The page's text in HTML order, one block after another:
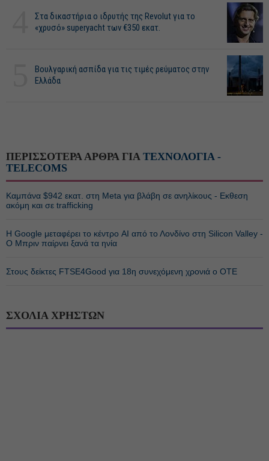
Στα δικαστήρια ο ιδρυτής της Revolut για το
«χρυσό» superyacht των €350 εκατ.
Βουλγαρική ασπίδα για τις τιμές ρεύματος στην
Ελλάδα
ΠΕΡΙΣΣΟΤΕΡΑ ΑΡΘΡΑ ΓΙΑ ΤΕΧΝΟΛΟΓΙΑ -
TELECOMS
Καμπάνα $942 εκατ. στη Meta για βλάβη σε ανηλίκους - Εκθεση
ακόμη και σε trafficking
Η Google μεταφέρει το κέντρο AI από το Λονδίνο στη Silicon Valley -
Ο Μπριν παίρνει ξανά τα ηνία
Στους δείκτες FTSE4Good για 18η συνεχόμενη χρονιά ο ΟΤΕ
ΣΧΟΛΙΑ ΧΡΗΣΤΩΝ